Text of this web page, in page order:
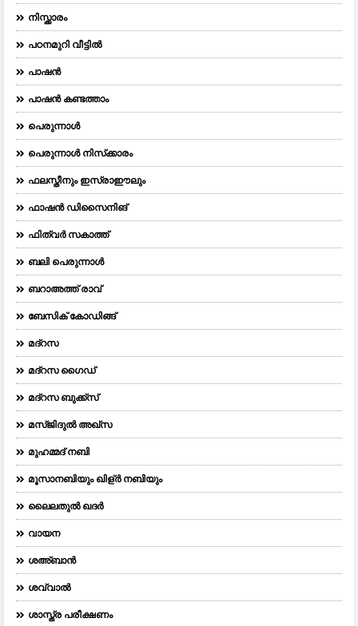
നിസ്ക്കാരം
പഠനമുറി വീട്ടിൽ
പാഷൻ
പാഷൻ കണ്ടത്താം
പെരുന്നാള്‍
പെരുന്നാള്‍ നിസ്‌ക്കാരം
ഫലസ്തീനും ഇസ്രാഈലും
ഫാഷന്‍ ഡിസൈനിങ്‌
ഫിത്വർ സകാത്ത്
ബലി പെരുന്നാള്‍
ബറാഅത്ത് രാവ്
ബേസിക് കോഡിങ്ങ്
മദ്റസ
മദ്‌റസ ഗൈഡ്
മദ്റസ ബുക്ക്സ്
മസ്ജിദുല്‍ അഖ്‌സ
മുഹമ്മദ് നബി
മൂസാനബിയും ഖിള്ർ നബിയും
ലൈലതുല്‍ ഖദര്‍
വായന
ശഅ്ബാൻ
ശവ്വാൽ
ശാസ്ത്ര പരീക്ഷണം